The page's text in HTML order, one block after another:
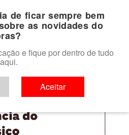
de ficar sempre bem
as novidades do
e fique por dentro de tudo
Aceitar